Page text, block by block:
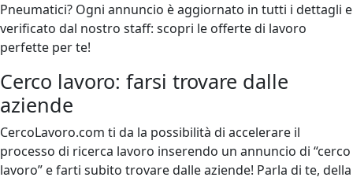
Pneumatici? Ogni annuncio è aggiornato in tutti i dettagli e
verificato dal nostro staff: scopri le offerte di lavoro
perfette per te!
Cerco lavoro: farsi trovare dalle
aziende
CercoLavoro.com ti da la possibilità di accelerare il
processo di ricerca lavoro inserendo un annuncio di “cerco
lavoro” e farti subito trovare dalle aziende! Parla di te, della